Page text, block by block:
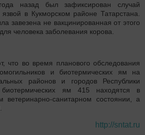
назад был зафиксирован случай
в Кукморском районе Татарстана.
завезена не вакцинированная от этого
человека заболевания корова.
что во время планового обследования
и биотермических ям на
районов и городов Республики
ям 415 находятся в
ветеринарно-санитарном состоянии, а
http://sntat.ru